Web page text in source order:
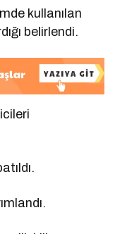
kullanılan
belirlendi.